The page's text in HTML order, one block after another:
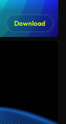
Download